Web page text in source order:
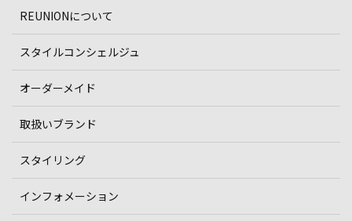
REUNIONについて
スタイルコンシェルジュ
オーダーメイド
取扱いブランド
スタイリング
インフォメーション